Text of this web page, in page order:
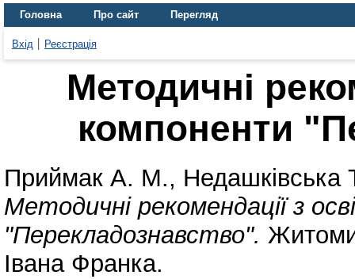
Головна Про сайт Перегляд
Вхід Реєстрація
Методичні
компоненти
Приймак А. М., Недашківська
Методичні рекомендації з
"Перекладознавство".
Івана Франка.